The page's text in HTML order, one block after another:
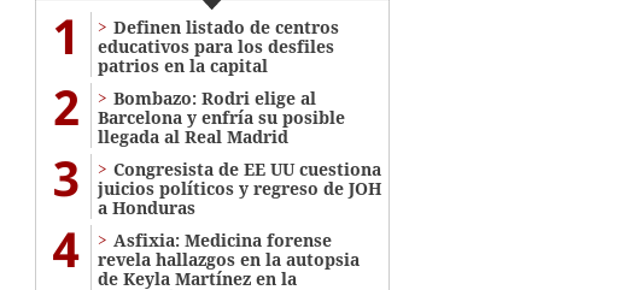
1
Definen listado de centros
educativos para los desfiles
patrios en la capital
2
Bombazo: Rodri elige al
Barcelona y enfría su posible
llegada al Real Madrid
3
Congresista de EE UU cuestiona
juicios políticos y regreso de JOH
a Honduras
4
Asfixia: Medicina forense
revela hallazgos en la autopsia
de Keyla Martínez en la